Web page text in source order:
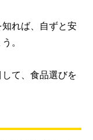
れば、自ずと安
。
て、食品選びを